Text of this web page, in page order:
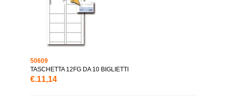
50609
TASCHETTA 12FG DA 10 BIGLIETTI
€.11,14